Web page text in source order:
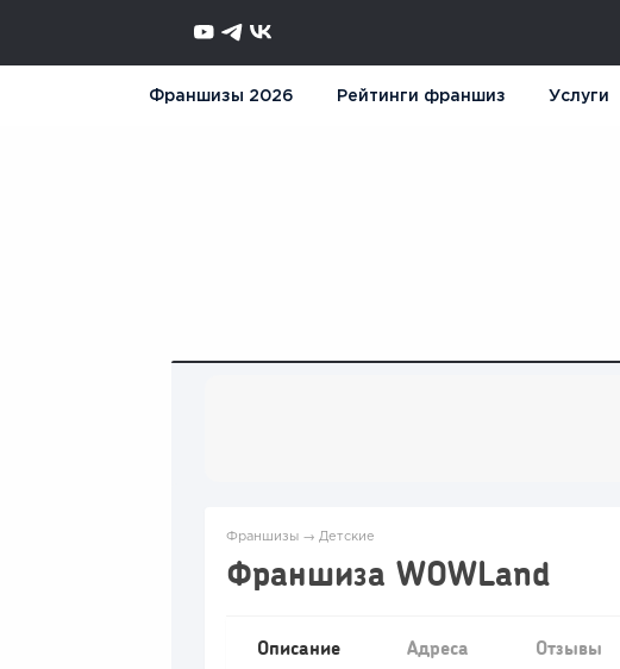
Франшизы 2026 Рейтинги франшиз Услуги
Франшизы → Детские
Франшиза WOWLand
Описание Адреса Отзывы